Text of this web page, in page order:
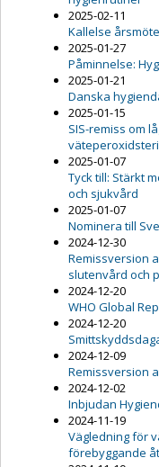
2025-02-11
Kallelse
2025-01-27
Påminnelse:
2025-01-21
Danska
2025-01-15
SIS-remiss om
2025-01-07
Tyck till: Stärkt
och sjukvård
2025-01-07
Nominera till
2024-12-30
Remissversion
slutenvård och
2024-12-20
WHO Global
2024-12-20
2024-12-09
Remissversion
2024-12-02
Inbjudan
2024-11-19
Vägledning för
förebyggande